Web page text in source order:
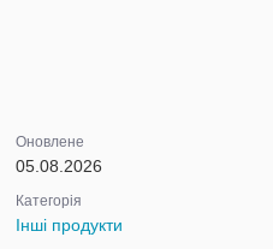
Оновлене
05.08.2026
Категорія
Інші продукти